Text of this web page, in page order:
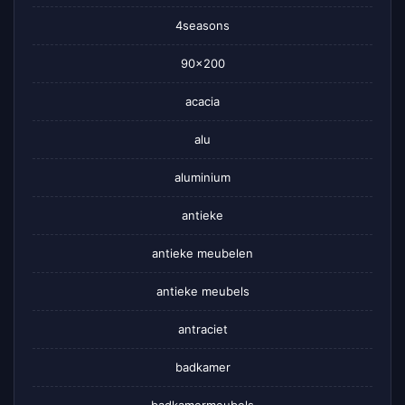
4seasons
90×200
acacia
alu
aluminium
antieke
antieke meubelen
antieke meubels
antraciet
badkamer